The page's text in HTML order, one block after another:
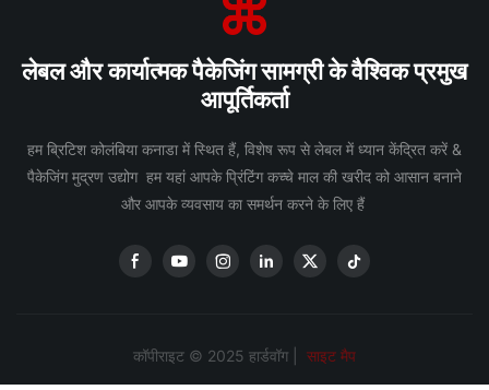
लेबल और कार्यात्मक पैकेजिंग सामग्री के वैश्विक प्रमुख
आपूर्तिकर्ता
हम ब्रिटिश कोलंबिया कनाडा में स्थित हैं, विशेष रूप से लेबल में ध्यान केंद्रित करें &
पैकेजिंग मुद्रण उद्योग हम यहां आपके प्रिंटिंग कच्चे माल की खरीद को आसान बनाने
और आपके व्यवसाय का समर्थन करने के लिए हैं
कॉपीराइट © 2025 हार्डवॉग | साइट मैप